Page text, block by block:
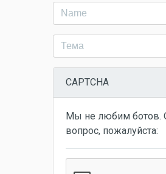
CAPTCHA
Мы не любим ботов.
вопрос, пожалуйста: